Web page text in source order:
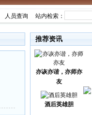
人员查询 站内检索：
推荐资讯
亦诙亦谐，亦师亦
友
酒后英雄胆